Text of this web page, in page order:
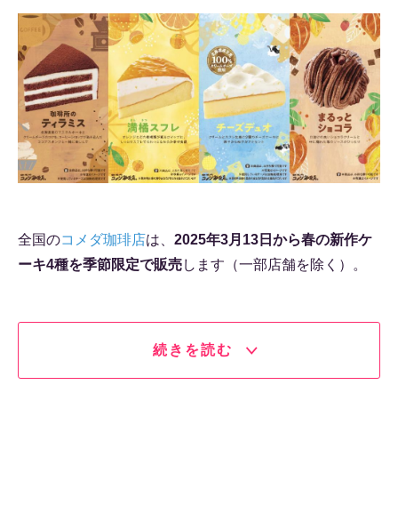
全国のコメダ珈琲店は、 2025年3月13日から春の新作ケ
ーキ4種を季節限定で販売します（一部店舗を除く）。
続きを読む